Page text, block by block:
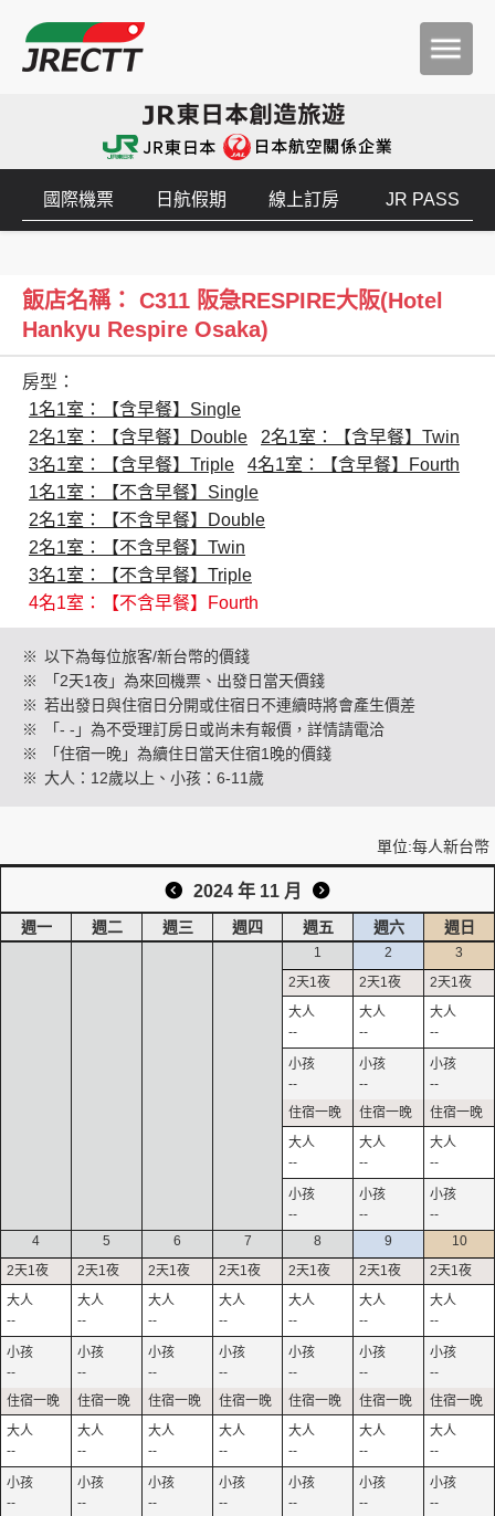
創造旅遊
國際機票 日航假期 線上訂房 JR PASS
飯店名稱： C311 阪急RESPIRE大阪(Hotel
Hankyu Respire Osaka)
房型：
1名1室：【含早餐】Single
2名1室：【含早餐】Double
2名1室：【含早餐】Twin
3名1室：【含早餐】Triple
4名1室：【含早餐】Fourth
1名1室：【不含早餐】Single
2名1室：【不含早餐】Double
2名1室：【不含早餐】Twin
3名1室：【不含早餐】Triple
4名1室：【不含早餐】Fourth
※ 以下為每位旅客/新台幣的價錢
※
「2天1夜」為來回機票、出發日當天價錢
※ 若出發日與住宿日分開或住宿日不連續時將會產生價差
※
「- -」為不受理訂房日或尚未有報價，詳情請電洽
※
「住宿一晚」為續住日當天住宿1晚的價錢
※ 大人：12歲以上、小孩：6-11歲
單位:每人新台幣
2024 年 11 月
週一 週二 週三 週四 週五 週六 週日
1
--
--
--
--
2
--
--
--
--
3
--
--
--
--
4
--
--
--
--
5
--
--
--
--
6
--
--
--
--
7
--
--
--
--
8
--
--
--
--
9
--
--
--
--
10
--
--
--
--